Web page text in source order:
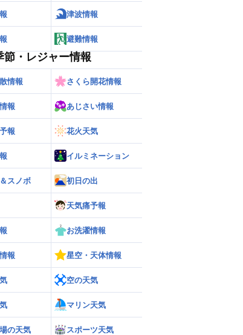
津波情報
避難情報
節・レジャー情報
情報 さくら開花情報
報 あじさい情報
報 花火天気
イルミネーション
スノボ 初日の出
天気痛予報
お洗濯情報
報 星空・天体情報
空の天気
マリン天気
の天気 スポーツ天気